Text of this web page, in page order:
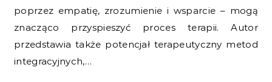
poprzez empatię, zrozumienie i wsparcie – mogą
znacząco przyspieszyć proces terapii. Autor
przedstawia także potencjał terapeutyczny metod
integracyjnych,…